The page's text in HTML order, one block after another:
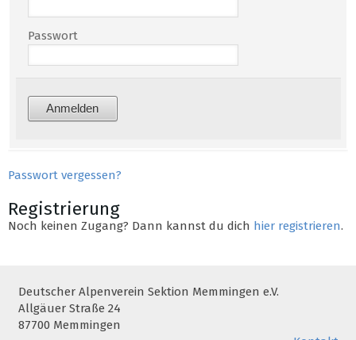
Passwort
Passwort vergessen?
Registrierung
Noch keinen Zugang? Dann kannst du dich hier registrieren.
Deutscher Alpenverein Sektion Memmingen e.V.
Allgäuer Straße 24
87700 Memmingen